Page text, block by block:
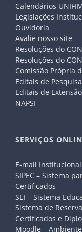
Calendários
Legislações
Ouvidoria
Avalie nosso site
Resoluções do
Resoluções do
Comissão Própria
Editais de Pesquisa
Editais de Extensão
NAPSI
SERVIÇOS
E-mail Institucional
SIPEC – Sistema
Certificados
SEI – Sistema
Sistema de Reserva
Certificados e
Moodle –